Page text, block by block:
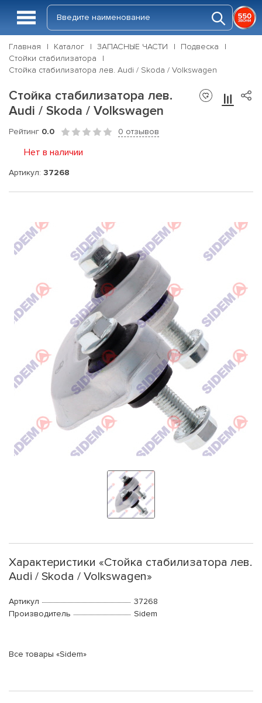
Главная Каталог ЗАПАСНЫЕ ЧАСТИ
Подвеска
Стойки стабилизатора
Стойка стабилизатора лев. Audi / Skoda / Volkswagen
Стойка стабилизатора лев.
Audi / Skoda / Volkswagen
Рейтинг 0.0 0 отзывов
Нет в наличии
Артикул: 37268
Характеристики «Стойка стабилизатора лев.
Audi / Skoda / Volkswagen»
Артикул
37268
Производитель
Sidem
Все товары «Sidem»